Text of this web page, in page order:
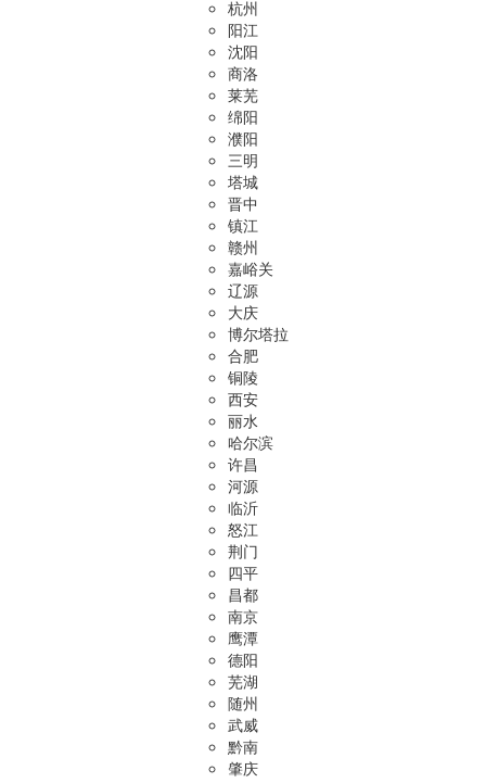
杭州
阳江
沈阳
商洛
莱芜
绵阳
濮阳
三明
塔城
晋中
镇江
赣州
嘉峪关
辽源
大庆
博尔塔拉
合肥
铜陵
西安
丽水
哈尔滨
许昌
河源
临沂
怒江
荆门
四平
昌都
南京
鹰潭
德阳
芜湖
随州
武威
黔南
肇庆